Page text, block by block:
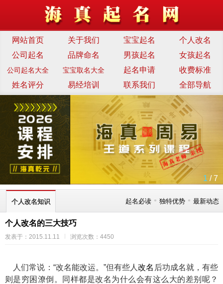
网站首页 关于我们 宝宝起名
个人改名
公司起名
品牌命名 男孩起名 女孩起名
公司起名大全 宝宝取名大全 起名申请
收费标准
姓名评分
易经培训 联系我们 全部导航
1 / 7
个人改名知识 起名必读 • 独特优势 • 最新动态
个人改名的三大技巧
发表于：2015.11.11 浏览次数：4450
人们常说：“改名能改运。”但有些人改名 后功成名就，有些
则是穷困潦倒。同样都是改名为什么会有这么大的差别呢？